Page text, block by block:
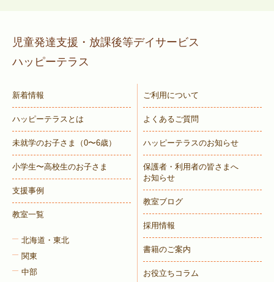
児童発達支援・放課後等デイサービス
ハッピーテラス
新着情報
ハッピーテラスとは
未就学のお子さま （0〜6歳）
小学生〜高校生のお子さま
支援事例
教室一覧
北海道・東北
関東
中部
ご利用について
よくあるご質問
ハッピーテラスのお知らせ
保護者・利用者の皆さまへ
お知らせ
教室ブログ
採用情報
書籍のご案内
お役立ちコラム